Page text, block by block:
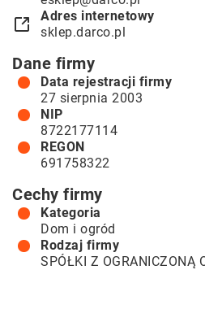
Adres internetowy
sklep.darco.pl
Dane firmy
Data rejestracji firmy
27 sierpnia 2003
NIP
8722177114
REGON
691758322
Cechy firmy
Kategoria
Dom i ogród
Rodzaj firmy
SPÓŁKI Z OGRANICZONĄ